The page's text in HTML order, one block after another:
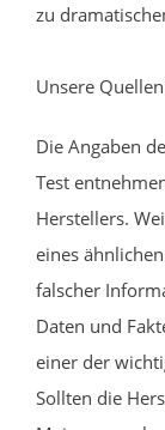
zu
Unsere
Die Angaben
Test
Herstellers.
eines
falscher
Daten und
einer der
Sollten die